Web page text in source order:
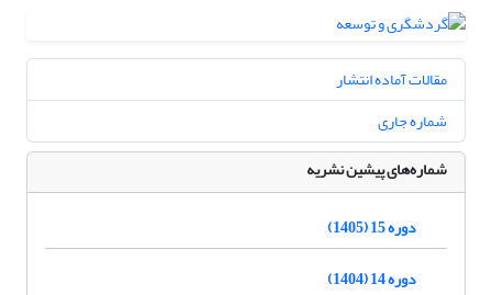
مقالات آماده انتشار
شماره جاری
شماره‌های پیشین نشریه
دوره 15 (1405)
دوره 14 (1404)